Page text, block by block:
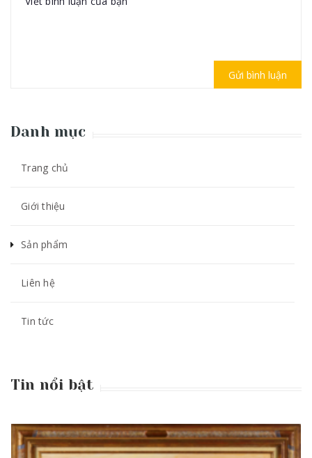
Gửi bình luận
Danh mục
Trang chủ
Giới thiệu
Sản phẩm
Liên hệ
Tin tức
Tin nổi bật